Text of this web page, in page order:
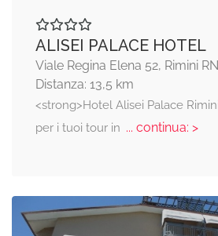
ALISEI PALACE HOTEL
Viale Regina Elena 52, Rimini RN
Distanza: 13,5 km
<strong>Hotel Alisei Palace
per i tuoi tour in ... continua: >